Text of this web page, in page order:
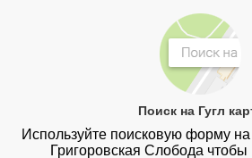
Поиск на Гугл
Используйте поисковую форму на
Григоровская Слобода